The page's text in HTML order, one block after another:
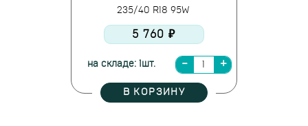
235/40 R18 95W
5 760 ₽
на складе: 1шт.
В КОРЗИНУ